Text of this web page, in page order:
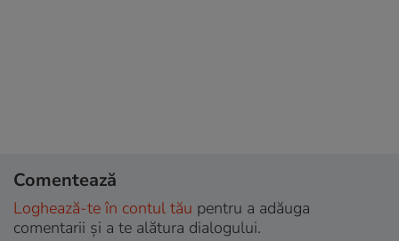
Comentează
Loghează-te în contul tău pentru a adăuga
comentarii și a te alătura dialogului.